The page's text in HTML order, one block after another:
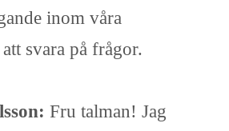
inom våra
svara på frågor.
Fru talman! Jag